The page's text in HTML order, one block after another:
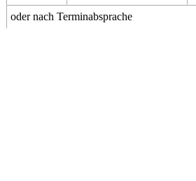
oder nach Terminabsprache